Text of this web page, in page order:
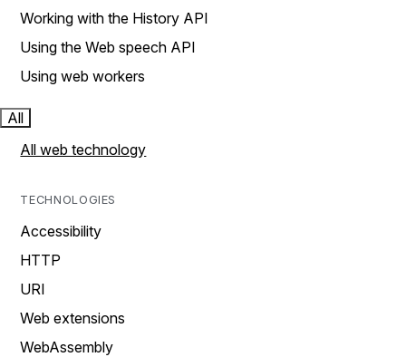
Working with the History API
Using the Web speech API
Using web workers
All
All web technology
TECHNOLOGIES
Accessibility
HTTP
URI
Web extensions
WebAssembly